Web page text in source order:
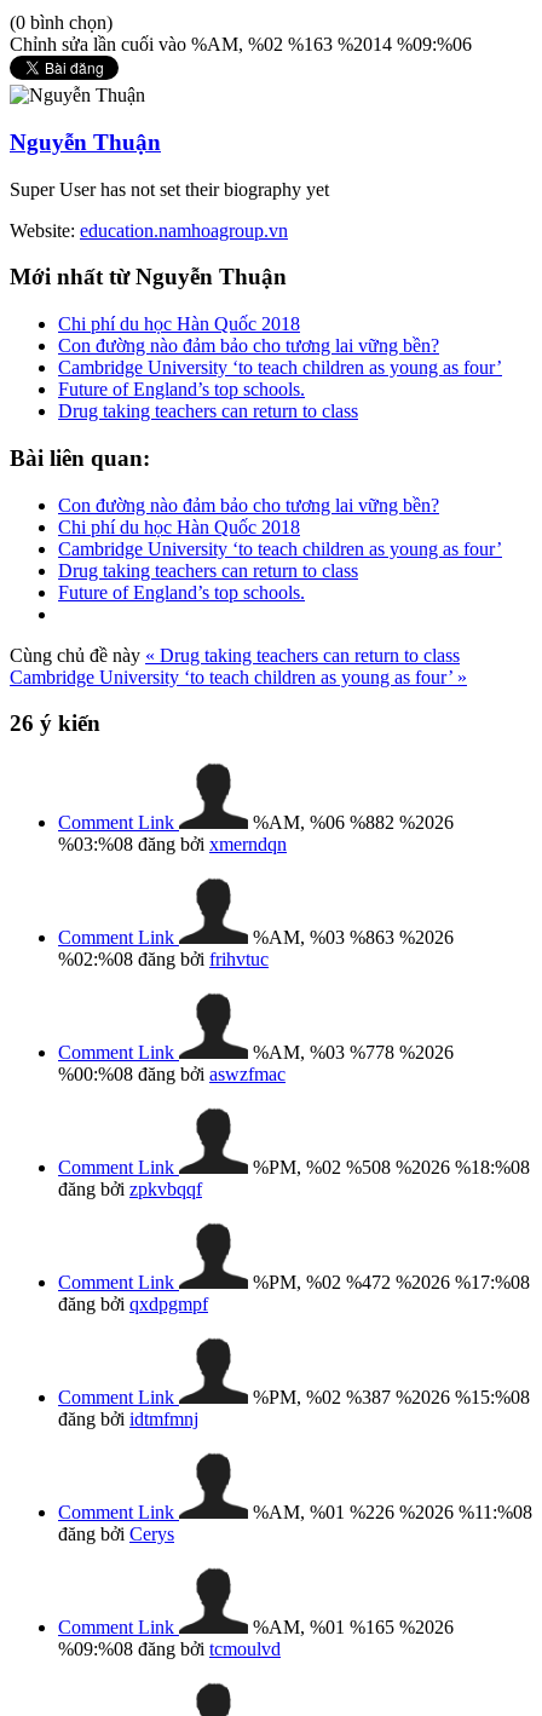
(0 bình chọn)
Chỉnh sửa lần cuối vào %AM, %02 %163 %2014 %09:%06
Nguyễn Thuận
Super User has not set their biography yet
Website: education.namhoagroup.vn
Mới nhất từ Nguyễn Thuận
Chi phí du học Hàn Quốc 2018
Con đường nào đảm bảo cho tương lai vững bền?
Cambridge University ‘to teach children as young as four’
Future of England’s top schools.
Drug taking teachers can return to class
Bài liên quan:
Con đường nào đảm bảo cho tương lai vững bền?
Chi phí du học Hàn Quốc 2018
Cambridge University ‘to teach children as young as four’
Drug taking teachers can return to class
Future of England’s top schools.
Cùng chủ đề này « Drug taking teachers can return to class
Cambridge University ‘to teach children as young as four’ »
26 ý kiến
Comment Link
%AM, %06 %882 %2026
%03:%08 đăng bởi xmerndqn
Comment Link
%AM, %03 %863 %2026
%02:%08 đăng bởi frihvtuc
Comment Link
%AM, %03 %778 %2026
%00:%08 đăng bởi aswzfmac
Comment Link
%PM, %02 %508 %2026 %18:%08
đăng bởi zpkvbqqf
Comment Link
%PM, %02 %472 %2026 %17:%08
đăng bởi qxdpgmpf
Comment Link
%PM, %02 %387 %2026 %15:%08
đăng bởi idtmfmnj
Comment Link
%AM, %01 %226 %2026 %11:%08
đăng bởi Cerys
Comment Link
%AM, %01 %165 %2026
%09:%08 đăng bởi tcmoulvd